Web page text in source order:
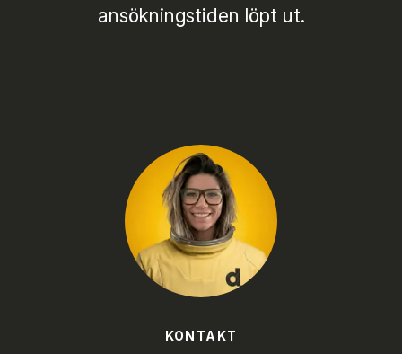
ansökningstiden löpt ut.
KONTAKT